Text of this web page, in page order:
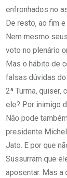
enfronhados no
De resto, ao fim
Nem mesmo
voto no plenário
Mas o hábito de
falsas dúvidas
2ª Turma, quiser,
ele? Por inimigo
Não pode
presidente
Jato. E por que
Sussurram que
aposentar. Mas a